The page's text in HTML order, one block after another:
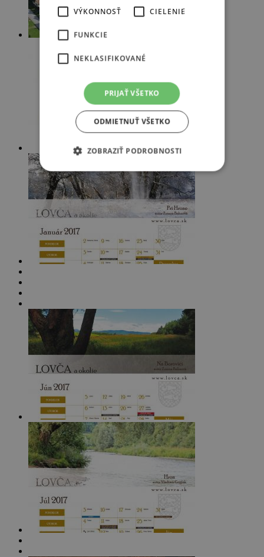
VÝKONNOSŤ CIELENIE
FUNKCIE
NEKLASIFIKOVANÉ
PRIJAŤ VŠETKO
ODMIETNUŤ VŠETKO
ZOBRAZIŤ PODROBNOSTI